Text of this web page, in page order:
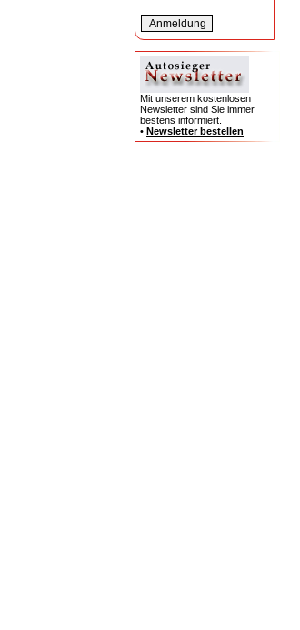
Mit unserem kostenlosen
Newsletter sind Sie immer
bestens informiert.
• Newsletter bestellen